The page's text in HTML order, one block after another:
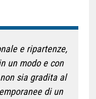
e ripartenze,
un modo e con
sia gradita al
di un